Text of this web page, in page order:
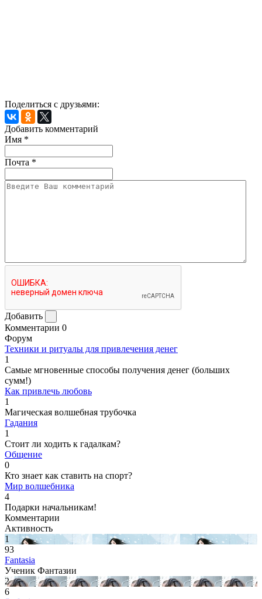
Поделиться с друзьями:
Добавить комментарий
Имя *
Почта *
Добавить
Комментарии 0
Форум
Техники и ритуалы для привлечения денег
1
Самые мгновенные способы получения денег (больших
сумм!)
Как привлечь любовь
1
Магическая волшебная трубочка
Гадания
1
Стоит ли ходить к гадалкам?
Общение
0
Кто знает как ставить на спорт?
Мир волшебника
4
Подарки начальникам!
Комментарии
Активность
1
93
Fantasia
Ученик Фантазии
2
6